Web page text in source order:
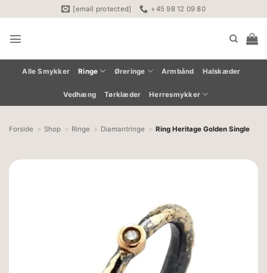
til
indhold
[email protected] +45 98 12 09 80
Alle Smykker Ringe Øreringe Armbånd Halskæder
Vedhæng Tørklæder Herresmykker
Forside Shop Ringe Diamantringe Ring Heritage Golden Single